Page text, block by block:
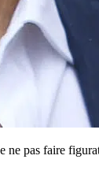
ne pas faire